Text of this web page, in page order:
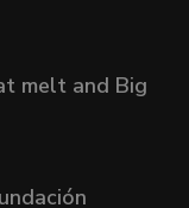
melt and Big